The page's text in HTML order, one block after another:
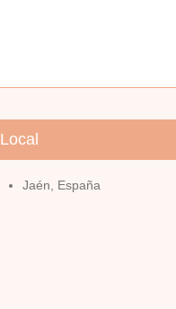
Local
Jaén, España